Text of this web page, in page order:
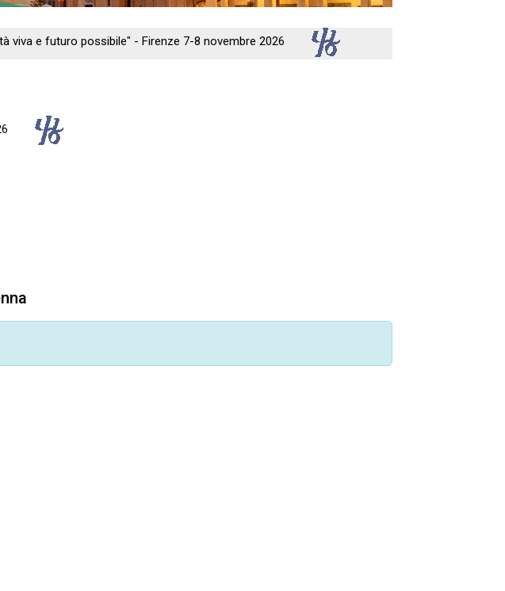
viva e futuro possibile" - Firenze 7-8 novembre 2026